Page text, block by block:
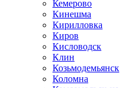
Кемерово
Кинешма
Кирилловка
Киров
Кисловодск
Клин
Козьмодемьянск
Коломна